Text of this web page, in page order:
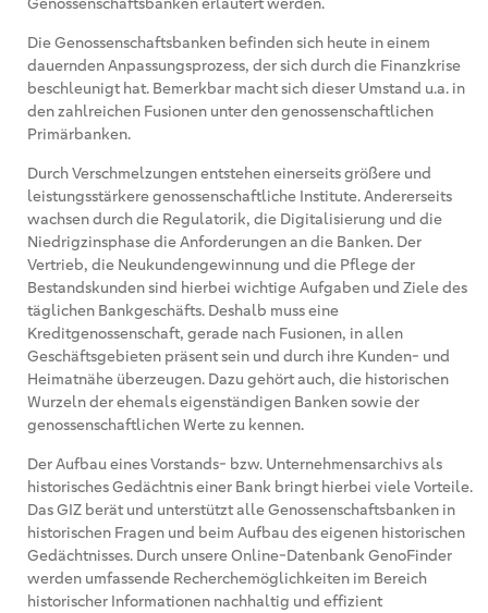
Die Genossenschaftsbanken befinden sich heute in einem
dauernden Anpassungsprozess, der sich durch die Finanzkrise
beschleunigt hat. Bemerkbar macht sich dieser Umstand u.a. in
den zahlreichen Fusionen unter den genossenschaftlichen
Primärbanken.
Durch Verschmelzungen entstehen einerseits größere und
leistungsstärkere genossenschaftliche Institute. Andererseits
wachsen durch die Regulatorik, die Digitalisierung und die
Niedrigzinsphase die Anforderungen an die Banken. Der
Vertrieb, die Neukundengewinnung und die Pflege der
Bestandskunden sind hierbei wichtige Aufgaben und Ziele des
täglichen Bankgeschäfts. Deshalb muss eine
Kreditgenossenschaft, gerade nach Fusionen, in allen
Geschäftsgebieten präsent sein und durch ihre Kunden- und
Heimatnähe überzeugen. Dazu gehört auch, die historischen
Wurzeln der ehemals eigenständigen Banken sowie der
genossenschaftlichen Werte zu kennen.
Der Aufbau eines Vorstands- bzw. Unternehmensarchivs als
historisches Gedächtnis einer Bank bringt hierbei viele Vorteile.
Das GIZ berät und unterstützt alle Genossenschaftsbanken in
historischen Fragen und beim Aufbau des eigenen historischen
Gedächtnisses. Durch unsere Online-Datenbank GenoFinder
werden umfassende Recherchemöglichkeiten im Bereich
historischer Informationen nachhaltig und effizient